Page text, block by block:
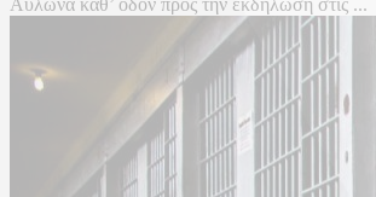
Αυλώνα καθ’ οδόν προς την εκδήλωση στις ...